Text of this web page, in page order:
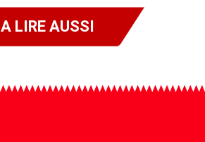
A LIRE AUSSI